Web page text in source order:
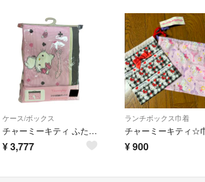
ケース/ボックス
チャーミーキティ ふた付き収納ボックス
¥3,777
ランチボックス巾着
¥900